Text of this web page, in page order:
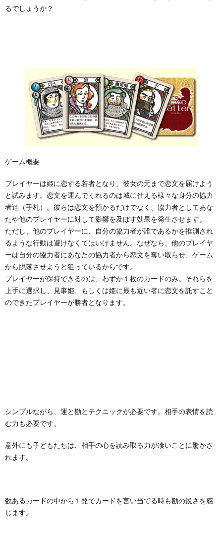
るでしょうか？
ゲーム概要
プレイヤーは姫に恋する若者となり、彼女の元まで恋文を届けよう
と試みます。恋文を運んでくれるのは城に仕える様々な身分の協力
者達（手札）。彼らは恋文を預かるだけでなく、協力者としてあな
たや他のプレイヤーに対して影響を及ぼす効果を発生させます。
ただし、他のプレイヤーに、自分の協力者が誰であるかを推測され
るような行動は避けなくてはいけません。なぜなら、他のプレイヤ
ーは自分の協力者にあなたの協力者から恋文を奪い取らせ、ゲーム
から脱落させようと狙っているからです。
プレイヤーが保持できるのは、わずか１枚のカードのみ。それらを
上手に選択し、見事姫、もしくは姫に最も近い者に恋文を託すこと
のできたプレイヤーが勝者となります。
シンプルながら、運と勘とテクニックが必要です。相手の表情を読
む力も必要です。
意外にも子どもたちは、相手の心を読み取る力が凄いことに驚かさ
れます。
数あるカードの中から１発でカードを言い当てる時も勘の鋭さを感
じます。